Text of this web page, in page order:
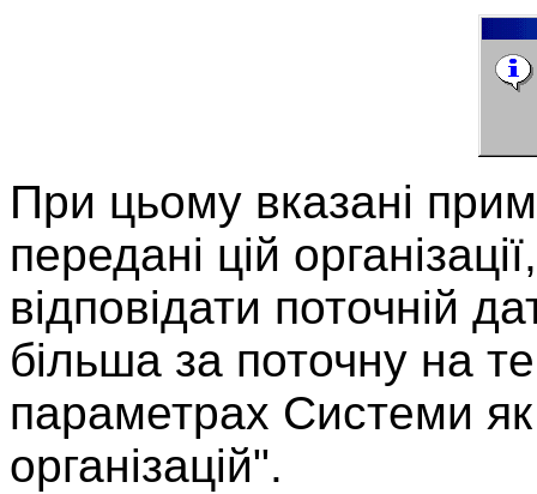
При цьому вказані
передані цій
відповідати поточній
більша за поточну на
параметрах Системи
організацій".